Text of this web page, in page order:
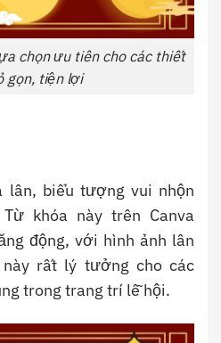
chọn ưu tiên cho các thiết
gọn, tiện lợi
lân, biểu tượng vui nhộn
khóa này trên Canva
động, với hình ảnh lân
rất lý tưởng cho các
trong trang trí lễ hội.